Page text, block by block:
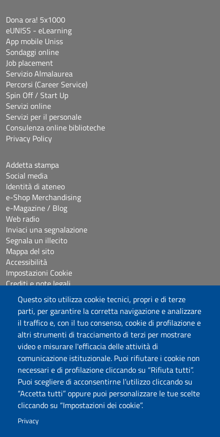
Questo sito utilizza cookie tecnici, propri e di terze
parti, per garantire la corretta navigazione e analizzare
il traffico e, con il tuo consenso, cookie di profilazione e
altri strumenti di tracciamento di terzi per mostrare
video e misurare l'efficacia delle attività di
comunicazione istituzionale. Puoi rifiutare i cookie non
necessari e di profilazione cliccando su “Rifiuta tutti”.
Puoi scegliere di acconsentirne l’utilizzo cliccando su
“Accetta tutti” oppure puoi personalizzare le tue scelte
cliccando su “Impostazioni dei cookie”.
Privacy
Università degli Studi di Sassari
Piazza Università 21, Sassari
Tel.: 800 882994 (Orientamento studenti)
RETTORE:rettore@uniss.it
PEC:protocollo@pec.uniss.it
URP:urp@uniss.it
Dona ora! 5x1000
eUNISS - eLearning
App mobile Uniss
Sondaggi online
Job placement
Servizio Almalaurea
Percorsi (Career Service)
Spin Off / Start Up
Servizi online
Servizi per il personale
Consulenza online biblioteche
Privacy Policy
Addetta stampa
Social media
Identità di ateneo
e-Shop Merchandising
e-Magazine / Blog
Web radio
Inviaci una segnalazione
Segnala un illecito
Mappa del sito
Accessibilità
Impostazioni Cookie
Crediti e note legali
Seguici su
Chatta con noi